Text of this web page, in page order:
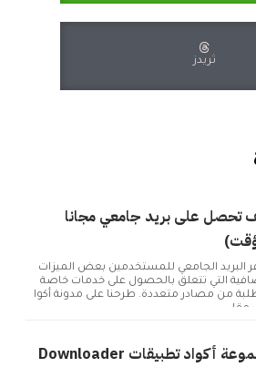
ثريدز
تحصل على بريد جامعي مجانا
البريد الجامعي للمستخدمين بعض الميزات
التي تتعلق بالحصول على خدمات خاصة
من مصادر متعددة. طرحنا على مدونة أكوا
مقا...
مجموعة أكواد تطبيقات Downloader